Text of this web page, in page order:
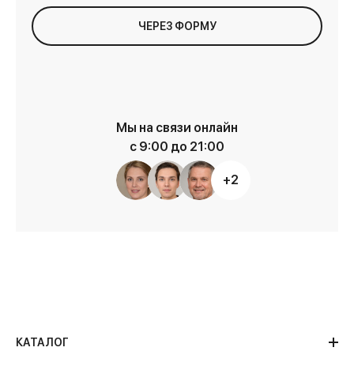
ЧЕРЕЗ ФОРМУ
Мы на связи онлайн
с 9:00 до 21:00
+2
КАТАЛОГ